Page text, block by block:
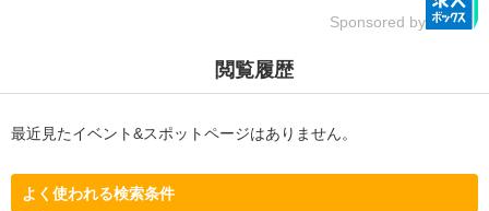
Sponsored by
閲覧履歴
最近見たイベント&スポットページはありません。
よく使われる検索条件